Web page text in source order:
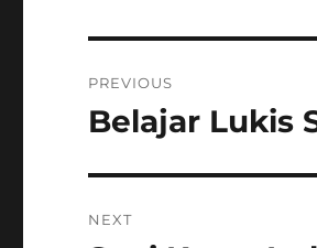
navigation
PREVIOUS
Previous
Belajar Lukis
NEXT